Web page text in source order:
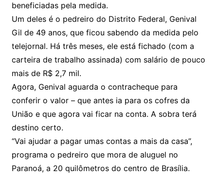
beneficiadas pela medida.
Um deles é o pedreiro do Distrito Federal, Genival
Gil de 49 anos, que ficou sabendo da medida pelo
telejornal. Há três meses, ele está fichado (com a
carteira de trabalho assinada) com salário de pouco
mais de R$ 2,7 mil.
Agora, Genival aguarda o contracheque para
conferir o valor – que antes ia para os cofres da
União e que agora vai ficar na conta. A sobra terá
destino certo.
“Vai ajudar a pagar umas contas a mais da casa”,
programa o pedreiro que mora de aluguel no
Paranoá, a 20 quilômetros do centro de Brasília.